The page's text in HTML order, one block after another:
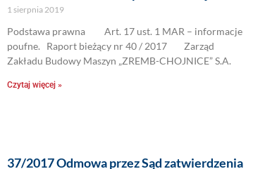
1 sierpnia 2019
Podstawa prawna Art. 17 ust. 1 MAR – informacje
poufne. Raport bieżący nr 40 / 2017 Zarząd
Zakładu Budowy Maszyn „ZREMB-CHOJNICE” S.A.
Czytaj więcej »
37/2017 Odmowa przez Sąd zatwierdzenia